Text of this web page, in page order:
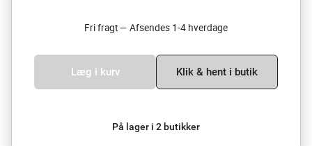
Fri fragt — Afsendes 1-4 hverdage
Læg i kurv Klik & hent i butik
På lager i 2 butikker